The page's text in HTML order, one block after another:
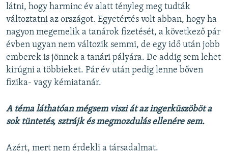
látni, hogy harminc év alatt tényleg meg tudták
változtatni az országot. Egyetértés volt abban, hogy ha
nagyon megemelik a tanárok fizetését, a következő pár
évben ugyan nem változik semmi, de egy idő után jobb
emberek is jönnek a tanári pályára. De addig sem lehet
kirúgni a többieket. Pár év után pedig lenne bőven
fizika- vagy kémiatanár.
A téma láthatóan mégsem viszi át az ingerküszöböt a
sok tüntetés, sztrájk és megmozdulás ellenére sem.
Azért, mert nem érdekli a társadalmat.